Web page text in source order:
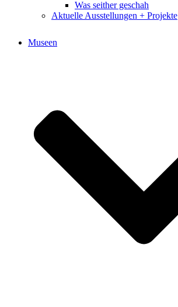
Was seither geschah
Aktuelle Ausstellungen + Projekte
Museen